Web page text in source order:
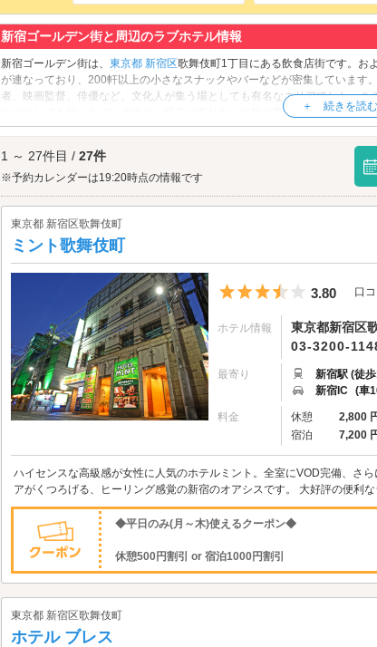
新宿ゴールデン街と周辺のラブホテル情報
新宿ゴールデン街は、 東京都 新宿区歌舞伎町1丁目にある飲食店街です。お
が連なっており、200軒以上の小さなスナックやバーなどが密集しています
者、映画監督、俳優など、文化人が集う場としても有名なエリアでした。
とつとしても知られていますが、現在は海外からの観光客も訪れる観光名
ほろ酔いデートを楽しみませんか？
からもアクセスが便利
1 ～ 27件目 / 27件
※予約カレンダーは19:20時点の情報です
東京都 新宿区歌舞伎町
ミント歌舞伎町
5つ星のう
3.80 口コ
ホテル情報
東京都新宿区
03-3200-
最寄り
新宿駅 (徒
新宿IC (車
料金 休憩 2,800
宿泊
7,200
ハイセンスな高級感が女性に人気のホテルミント。全室にVOD完備、さ
アがくつろげる、ヒーリング感覚の新宿のオアシスです。 大好評の便利
◆平日のみ(月～木)使えるクーポン◆
休憩500円割引 or 宿泊1000円割引
東京都 新宿区歌舞伎町
ホテル ブレス